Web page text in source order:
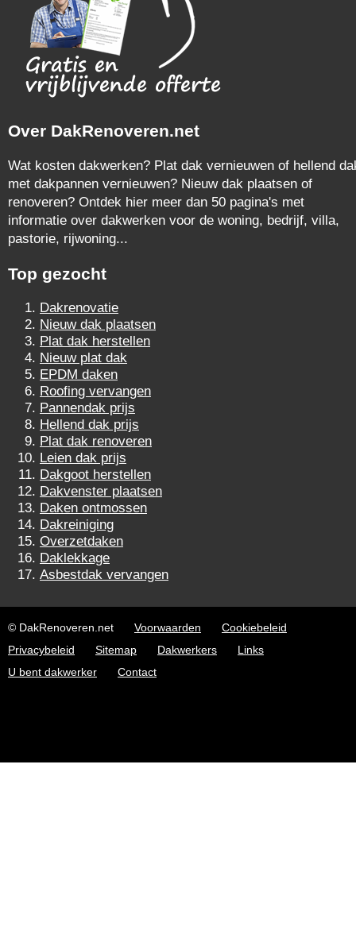
Over DakRenoveren.net
Wat kosten dakwerken? Plat dak vernieuwen of hellend
met dakpannen vernieuwen? Nieuw dak plaatsen of
renoveren? Ontdek hier meer dan 50 pagina's met
informatie over dakwerken voor de woning, bedrijf, villa,
pastorie, rijwoning...
Top gezocht
Dakrenovatie
Nieuw dak plaatsen
Plat dak herstellen
Nieuw plat dak
EPDM daken
Roofing vervangen
Pannendak prijs
Hellend dak prijs
Plat dak renoveren
Leien dak prijs
Dakgoot herstellen
Dakvenster plaatsen
Daken ontmossen
Dakreiniging
Overzetdaken
Daklekkage
Asbestdak vervangen
© DakRenoveren.net Voorwaarden
Cookiebeleid
Privacybeleid
Sitemap Dakwerkers
Links
U bent dakwerker
Contact